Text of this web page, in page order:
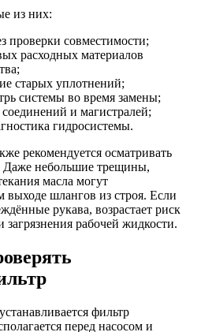
из них:
проверки совместимости;
расходных материалов
старых уплотнений;
системы во время замены;
и магистралей;
гидросистемы.
рекомендуется осматривать
Даже небольшие трещины,
масла могут
выходе шлангов из строя. Если
рукава, возрастает риск
загрязнения рабочей жидкости.
фильтр
перед насосом и